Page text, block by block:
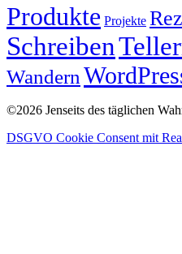
Produkte Projekte
Schreiben
Wandern
©2026 Jenseits des täglichen
DSGVO Cookie Consent mit